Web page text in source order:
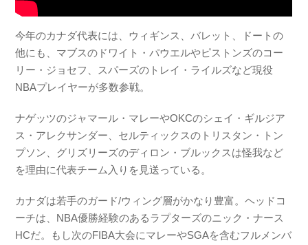
今年のカナダ代表には、ウィギンス、バレット、ドートの
他にも、マブスのドワイト・パウエルやピストンズのコー
リー・ジョセフ、スパーズのトレイ・ライルズなど現役
NBAプレイヤーが多数参戦。
ナゲッツのジャマール・マレーやOKCのシェイ・ギルジア
ス・アレクサンダー、セルティックスのトリスタン・トン
プソン、グリズリーズのディロン・ブルックスは怪我など
を理由に代表チーム入りを見送っている。
カナダは若手のガード/ウィング層がかなり豊富。ヘッドコ
ーチは、NBA優勝経験のあるラプターズのニック・ナース
HCだ。もし次のFIBA大会にマレーやSGAを含むフルメンバ